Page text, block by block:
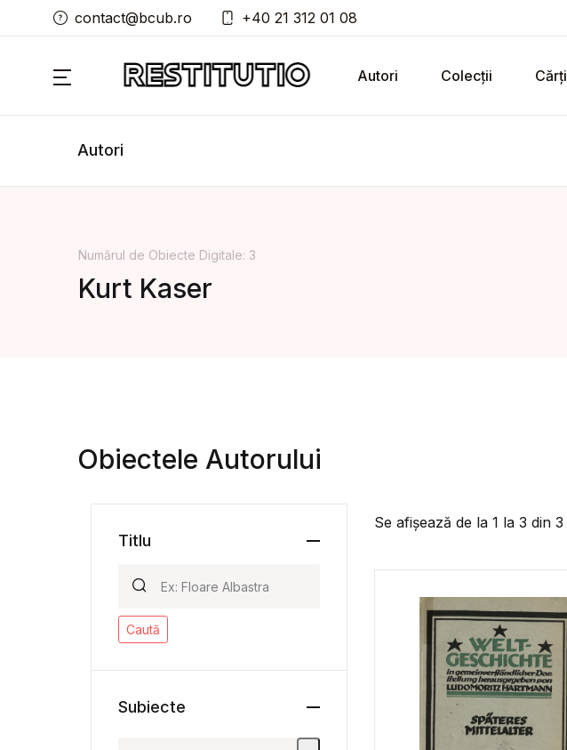
contact@bcub.ro +40 21 312 01 08
Autori Colecții Cărți
Autori
Numărul de Obiecte Digitale: 3
Kurt Kaser
Obiectele Autorului
Se afișează de la 1 la 3 din 3
Titlu
Caută
Subiecte